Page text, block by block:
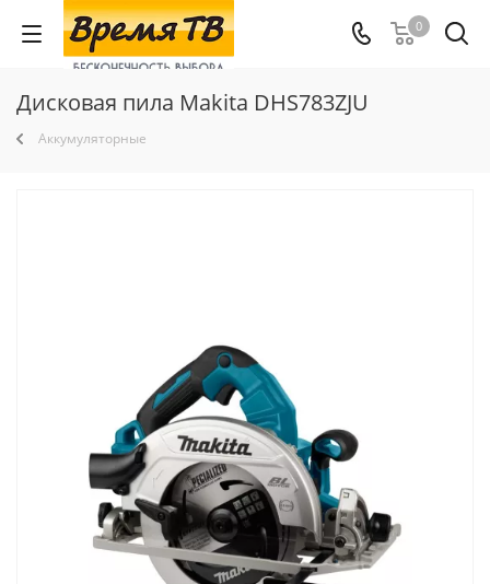
0
Дисковая пила Makita DHS783ZJU
Аккумуляторные